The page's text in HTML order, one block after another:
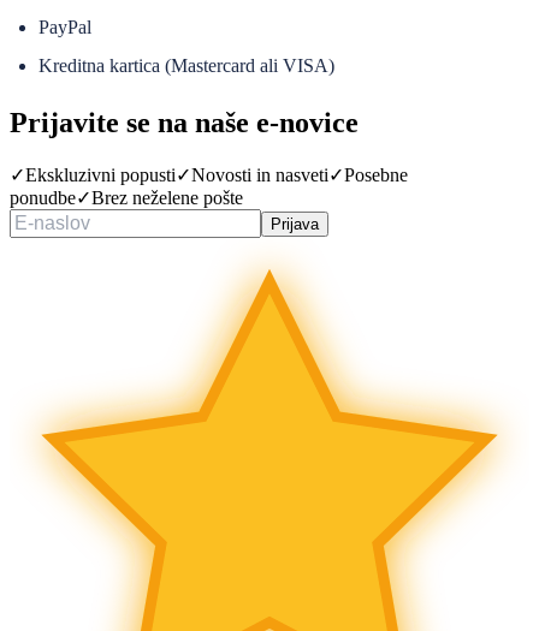
PayPal
Kreditna kartica (Mastercard ali VISA)
Prijavite se na naše e-novice
✓Ekskluzivni popusti✓Novosti in nasveti✓Posebne
ponudbe✓Brez neželene pošte
Prijava